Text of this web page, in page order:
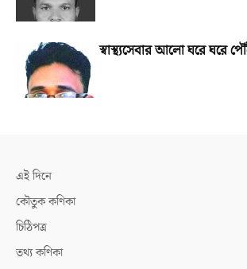
স্বাস্থ্যসেবার আলো ঘরে ঘরে
এই দিনে
কৌতুক কণিকা
চিঠিপত্র
তথ্য কণিকা